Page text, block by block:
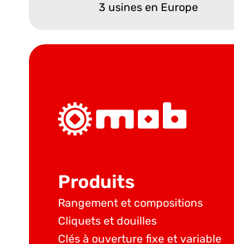
3 usines en Europe
Produits
Rangement et compositions
Cliquets et douilles
Clés à ouverture fixe et variable